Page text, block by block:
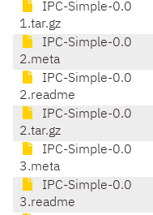
IPC-Simple-0.0
1.tar.gz
IPC-Simple-0.0
2.meta
IPC-Simple-0.0
2.readme
IPC-Simple-0.0
2.tar.gz
IPC-Simple-0.0
3.meta
IPC-Simple-0.0
3.readme